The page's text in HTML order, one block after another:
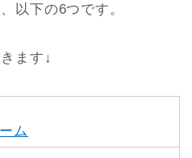
以下の6つです。
ます↓
ム